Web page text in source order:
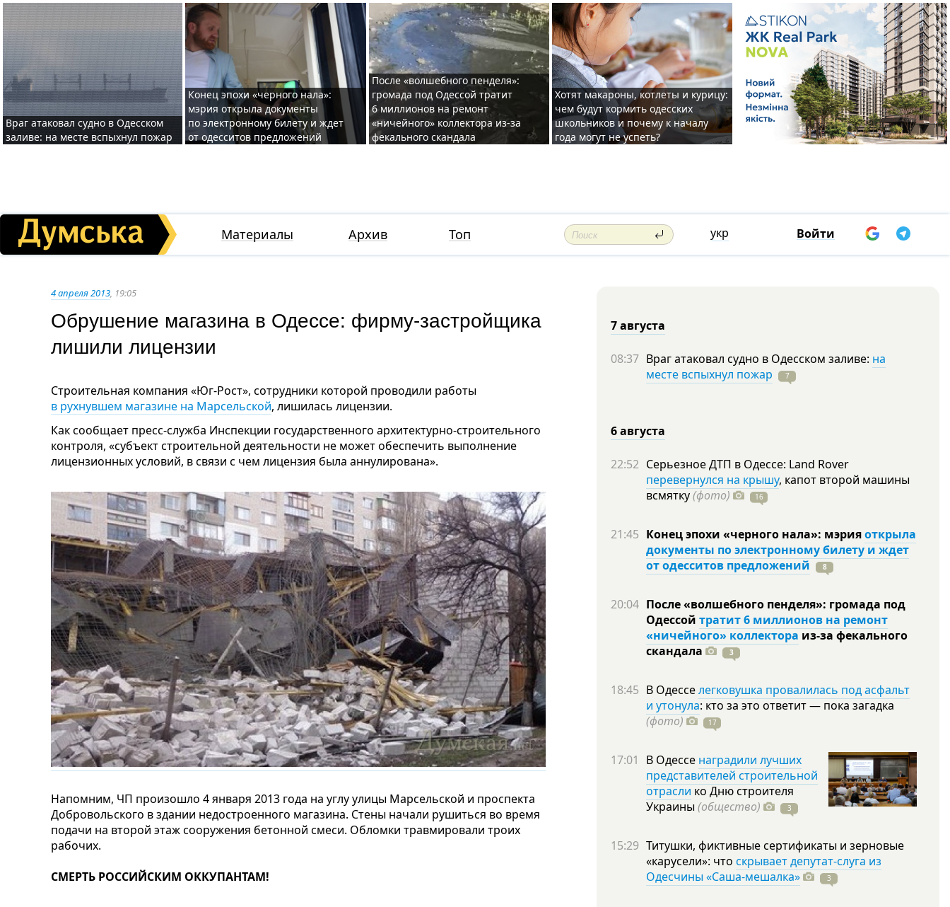
Враг атаковал судно в Одесском
заливе: на месте вспыхнул пожар
Конец эпохи «черного нала»:
мэрия открыла документы
по электронному билету и ждет
от одесситов предложений
После «волшебного пенделя»:
громада под Одессой тратит
6 миллионов на ремонт
«ничейного» коллектора из-за
фекального скандала
Хотят макароны, котлеты и курицу:
чем будут кормить одесских
школьников и почему к началу
года могут не успеть?
Материалы Архив Топ укр Войти
4 апреля 2013, 19:05
Обрушение магазина в Одессе: фирму-застройщика
лишили лицензии
Строительная компания «Юг-Рост», сотрудники которой проводили работы
в рухнувшем магазине на Марсельской, лишилась лицензии.
Как сообщает пресс-служба Инспекции государственного архитектурно-строительного
контроля, «субъект строительной деятельности не может обеспечить выполнение
лицензионных условий, в связи с чем лицензия была аннулирована».
Напомним, ЧП произошло 4 января 2013 года на углу улицы Марсельской и проспекта
Добровольского в здании недостроенного магазина. Стены начали рушиться во время
подачи на второй этаж сооружения бетонной смеси. Обломки травмировали троих
рабочих.
СМЕРТЬ РОССИЙСКИМ ОККУПАНТАМ!
7 августа
08:37 Враг атаковал судно в Одесском заливе: на
месте вспыхнул пожар
7
6 августа
22:52 Серьезное ДТП в Одессе: Land Rover
перевернулся на крышу, капот второй машины
всмятку(фото) 16
21:45 Конец эпохи «черного нала»: мэрияоткрыла
документы по электронному билету и ждет
от одесситов предложений
8
20:04 После «волшебного пенделя»: громада под
Одессой тратит 6 миллионов на ремонт
«ничейного» коллектора из-за фекального
скандала
3
18:45 В Одесселегковушка провалилась под асфальт
и утонула: кто за это ответит — пока загадка
(фото)
17
17:01 В Одессе наградили лучших
представителей строительной
отрасли ко Дню строителя
Украины (общество) 3
15:29 Титушки, фиктивные сертификаты и зерновые
«карусели»: что скрывает депутат-слуга из
Одесчины «Саша-мешалка»
3